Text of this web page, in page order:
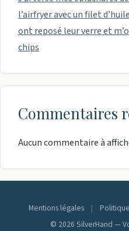
l’airfryer avec un filet
ont reposé leur verre et
chips
Commentaires
Aucun commentaire à
Mentions légales |
© 2026 SilverHand —